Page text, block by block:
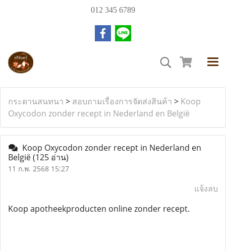
012 345 6789
กระดานสนทนา > สอบถามเรื่องการจัดส่งสินค้า > Koop
Oxycodon zonder recept in Nederland en België
Koop Oxycodon zonder recept in Nederland en
België(125 อ่าน)
11 ก.พ. 2568 15:27
แจ้งลบ
Koop apotheekproducten online zonder recept.